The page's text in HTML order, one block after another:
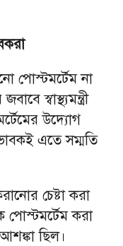
পোস্টমর্টেম না
স্বাস্থ্যমন্ত্রী
উদ্যোগ
এতে সম্মতি
চেষ্টা করা
পোস্টমর্টেম করা
ছিল।